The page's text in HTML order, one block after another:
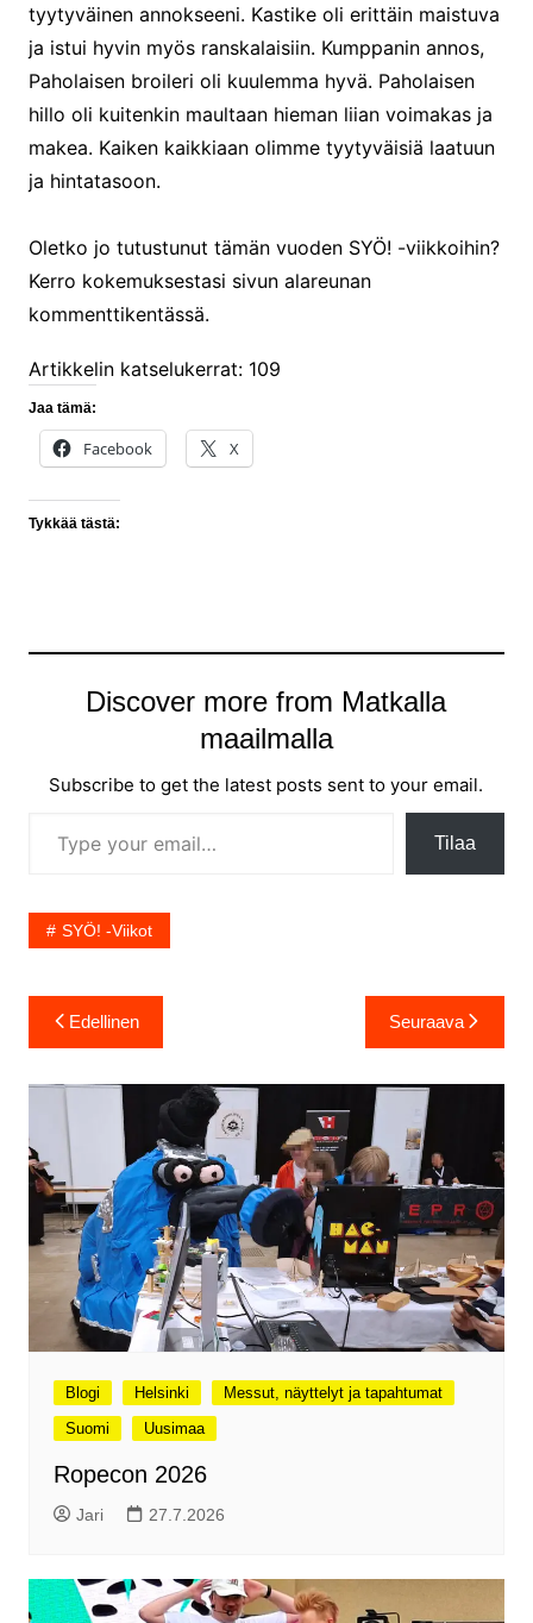
tyytyväinen annokseeni. Kastike oli erittäin maistuva
ja istui hyvin myös ranskalaisiin. Kumppanin annos,
Paholaisen broileri oli kuulemma hyvä. Paholaisen
hillo oli kuitenkin maultaan hieman liian voimakas ja
makea. Kaiken kaikkiaan olimme tyytyväisiä laatuun
ja hintatasoon.
Oletko jo tutustunut tämän vuoden SYÖ! -viikkoihin?
Kerro kokemuksestasi sivun alareunan
kommenttikentässä.
Artikkelin katselukerrat: 109
Jaa tämä:
Facebook X
Tykkää tästä:
Discover more from Matkalla
maailmalla
Subscribe to get the latest posts sent to your email.
Tilaa
SYÖ! -viikot
Artikkelien
selaus
Edellinen Seuraava
Blogi Helsinki
Messut, näyttelyt ja tapahtumat
Suomi
Uusimaa
Ropecon 2026
Jari 27.7.2026